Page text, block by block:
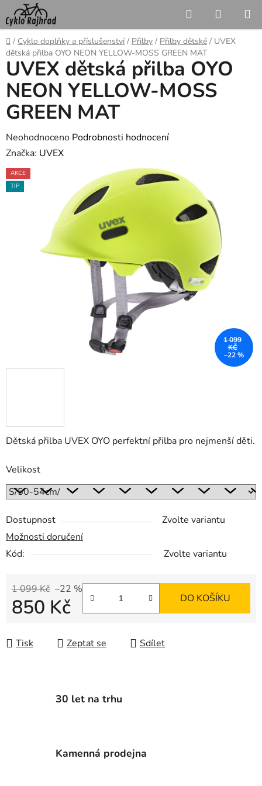
Přejít
na
obsah
Hledat
KOŠÍK
Domů
/ Cyklo doplňky a příslušenství / Přilby / Přilby dětské / UVEX
dětská přilba OYO NEON YELLOW-MOSS GREEN MAT
Dětská přilba UVEX OYO perfektní přilba pro nejmenší děti.
Velikost
Dostupnost
Zvolte variantu
Možnosti doručení
Kód:
Zvolte variantu
1 099 Kč –22 %
850 Kč DO KOŠÍKU
Tisk Zeptat se Sdílet
UVEX dětská přilba OYO
NEON YELLOW-MOSS
GREEN MAT
Průměrné
hodnocení
produktu
je
hvězdiček.
Neohodnoceno Podrobnosti hodnocení
Značka: UVEX
AKCE
TIP
1 099
KČ
–22 %
30 let na trhu
Kamenná prodejna